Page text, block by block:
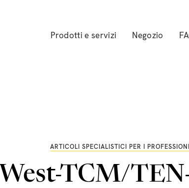
Prodotti e servizi Negozio
ARTICOLI SPECIALISTICI PER I
West-TCM/